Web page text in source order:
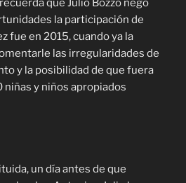
que Julio Bozzo negó
la participación de
fue en 2015, cuando ya la
las irregularidades de
y la posibilidad de que fuera
niñas y niños apropiados
un día antes de que